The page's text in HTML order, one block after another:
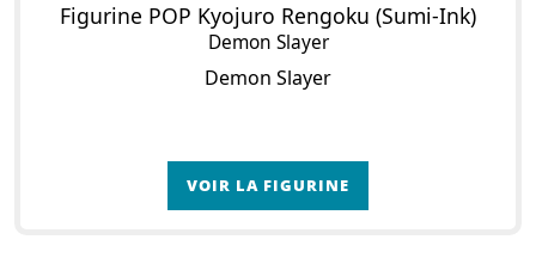
Figurine POP Kyojuro Rengoku (Sumi-Ink)
Demon Slayer
Demon Slayer
VOIR LA FIGURINE